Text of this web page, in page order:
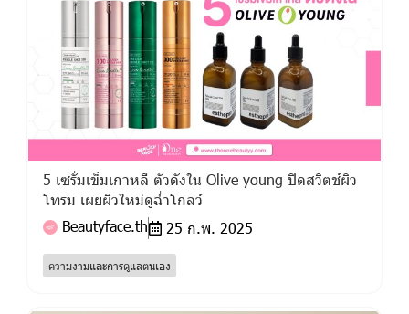
5 เซรั่มเข็มเกาหลี ตัวดังใน Olive young ปิดสวิตช์ผิว
โทรม เผยผิวใหม่ดูฉ่ำโกลว์
Beautyface.th
25 ก.พ. 2025
ความงามและการดูแลตนเอง